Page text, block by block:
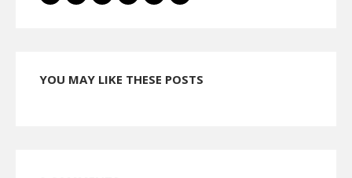
YOU MAY LIKE THESE POSTS